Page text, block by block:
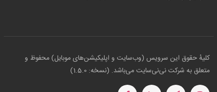
کلیهٔ حقوق این سرویس (وب‌سایت و اپلیکیشن‌های موبایل) محفوظ و
متعلق به شرکت نی‌نی‌سایت می‌باشد. (نسخه: 1.5.0)